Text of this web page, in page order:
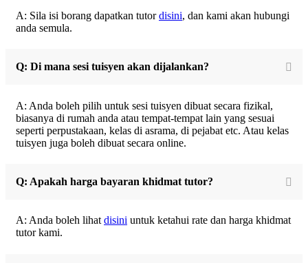
A: Sila isi borang dapatkan tutordisini, dan kami akan hubungi
anda semula.
Q: Di mana sesi tuisyen akan dijalankan?
A: Anda boleh pilih untuk sesi tuisyen dibuat secara fizikal,
biasanya di rumah anda atau tempat-tempat lain yang sesuai
seperti perpustakaan, kelas di asrama, di pejabat etc. Atau kelas
tuisyen juga boleh dibuat secara online.
Q: Apakah harga bayaran khidmat tutor?
A: Anda boleh lihat disini untuk ketahui rate dan harga khidmat
tutor kami.